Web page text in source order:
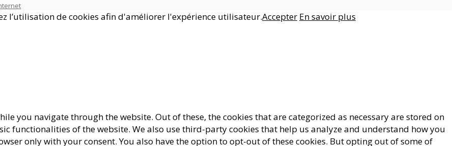
l’utilisation de cookies afin d'améliorer l'expérience utilisateur.Accepter En savoir plus
you navigate through the website. Out of these, the cookies that are categorized as necessary are stored on
functionalities of the website. We also use third-party cookies that help us analyze and understand how you
only with your consent. You also have the option to opt-out of these cookies. But opting out of some of